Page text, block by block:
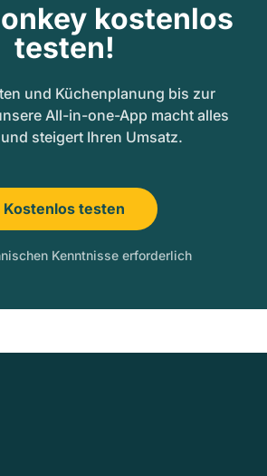
kostenlos
testen!
und Küchenplanung bis zur
All-in-one-App macht alles
steigert Ihren Umsatz.
Kostenlos testen
Kenntnisse erforderlich